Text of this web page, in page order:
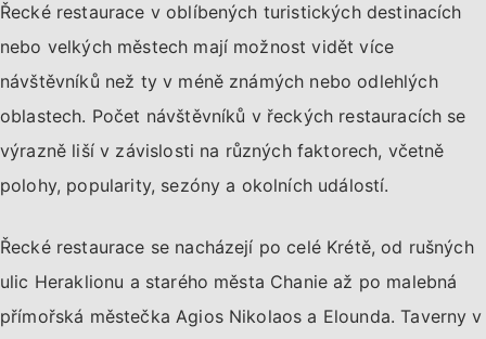
Řecké restaurace v oblíbených turistických destinacích
nebo velkých městech mají možnost vidět více
návštěvníků než ty v méně známých nebo odlehlých
oblastech. Počet návštěvníků v řeckých restauracích se
výrazně liší v závislosti na různých faktorech, včetně
polohy, popularity, sezóny a okolních událostí.
Řecké restaurace se nacházejí po celé Krétě, od rušných
ulic Heraklionu a starého města Chanie až po malebná
přímořská městečka Agios Nikolaos a Elounda. Taverny v